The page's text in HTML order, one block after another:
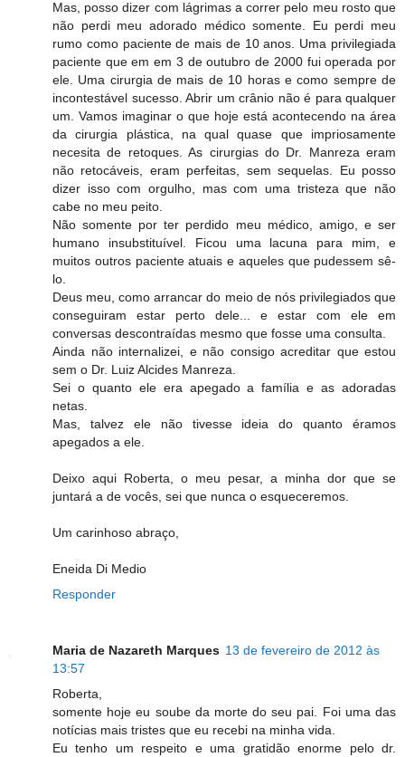
Mas, posso dizer com lágrimas a correr pelo meu rosto que
não perdi meu adorado médico somente. Eu perdi meu
rumo como paciente de mais de 10 anos. Uma privilegiada
paciente que em em 3 de outubro de 2000 fui operada por
ele. Uma cirurgia de mais de 10 horas e como sempre de
incontestável sucesso. Abrir um crânio não é para qualquer
um. Vamos imaginar o que hoje está acontecendo na área
da cirurgia plástica, na qual quase que impriosamente
necesita de retoques. As cirurgias do Dr. Manreza eram
não retocáveis, eram perfeitas, sem sequelas. Eu posso
dizer isso com orgulho, mas com uma tristeza que não
cabe no meu peito.
Não somente por ter perdido meu médico, amigo, e ser
humano insubstituível. Ficou uma lacuna para mim, e
muitos outros paciente atuais e aqueles que pudessem sê-
lo.
Deus meu, como arrancar do meio de nós privilegiados que
conseguiram estar perto dele... e estar com ele em
conversas descontraídas mesmo que fosse uma consulta.
Ainda não internalizei, e não consigo acreditar que estou
sem o Dr. Luiz Alcides Manreza.
Sei o quanto ele era apegado a família e as adoradas
netas.
Mas, talvez ele não tivesse ideia do quanto éramos
apegados a ele.
Deixo aqui Roberta, o meu pesar, a minha dor que se
juntará a de vocês, sei que nunca o esqueceremos.
Um carinhoso abraço,
Eneida Di Medio
Responder
Maria de Nazareth Marques 13 de fevereiro de 2012 às
13:57
Roberta,
somente hoje eu soube da morte do seu pai. Foi uma das
notícias mais tristes que eu recebi na minha vida.
Eu tenho um respeito e uma gratidão enorme pelo dr.